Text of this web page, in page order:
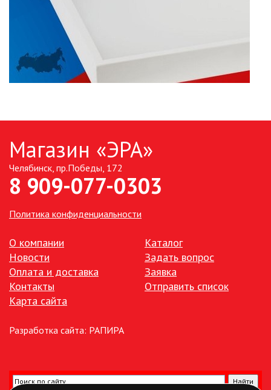
Магазин «ЭРА»
Челябинск, пр.Победы, 172
8 909-077-0303
Политика конфиденциальности
О компании
Новости
Оплата и доставка
Контакты
Карта сайта
Каталог
Задать вопрос
Заявка
Отправить список
Разработка сайта: РАПИРА